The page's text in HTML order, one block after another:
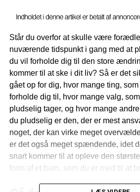
Står du overfor at skulle være
nuværende tidspunkt i gang med at
du vil forholde dig til den store
kommer til at ske i dit liv? Så er det
gået op for dig, hvor mange ting,
forholde dig til, hvor mange valg,
pludselig tager, og hvor mange
du pludselig er den, der er mest
noget, der kan virke meget
er det også meget spændende, idet
snart kommer til at opleve den
form af et barn, som du er med til at